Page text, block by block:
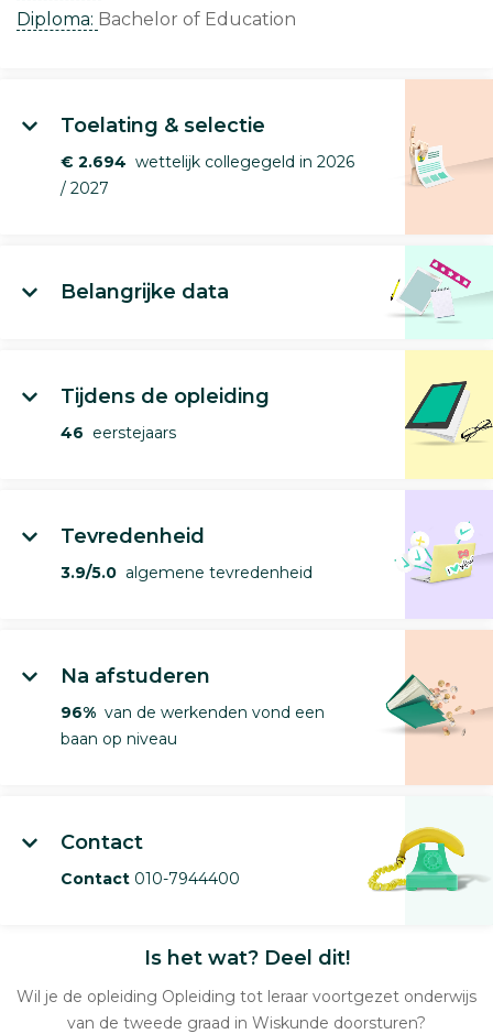
Diploma: Bachelor of Education
Toelating & selectie
€ 2.694 wettelijk collegegeld in 2026
/ 2027
Belangrijke data
Tijdens de opleiding
46 eerstejaars
Tevredenheid
3.9/5.0 algemene tevredenheid
Na afstuderen
96% van de werkenden vond een
baan op niveau
Contact
Contact 010-7944400
Is het wat? Deel dit!
Wil je de opleiding Opleiding tot leraar voortgezet onderwijs
van de tweede graad in Wiskunde doorsturen?